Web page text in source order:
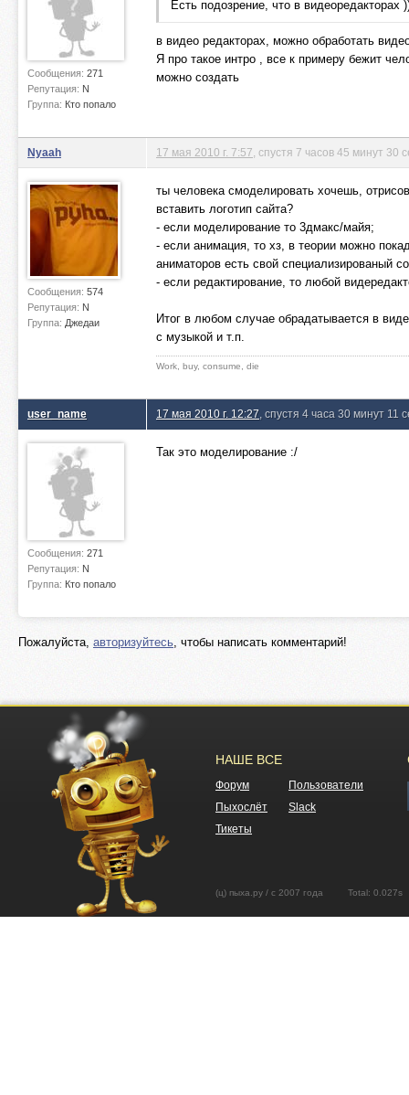
Сообщения: 271
Репутация: N
Группа: Кто попало
Есть подозрение, что в видеоредакторах
в видео редакторах, можно обработать
Я про такое интро , все к примеру бежит
можно создать
Nyaah
Сообщения: 574
Репутация: N
Группа: Джедаи
17 мая 2010 г. 7:57 , спустя 7 часов 45 минут 30
ты человека смоделировать хочешь,
вставить логотип сайта?
- если моделирование то 3дмакс/майя;
- если анимация, то хз, в теории можно
аниматоров есть свой специализированый
- если редактирование, то любой
Итог в любом случае обрадатывается в
с музыкой и т.п.
Work, buy, consume, die
user_name
Сообщения: 271
Репутация: N
Группа: Кто попало
17 мая 2010 г. 12:27 , спустя 4 часа 30 минут 11
Так это моделирование :/
Пожалуйста, авторизуйтесь, чтобы написать комментарий!
НАШЕ ВСЕ
Форум
Пользователи
Пыхослёт
Slack
Тикеты
(ц) пыха.ру / с 2007 года Total: